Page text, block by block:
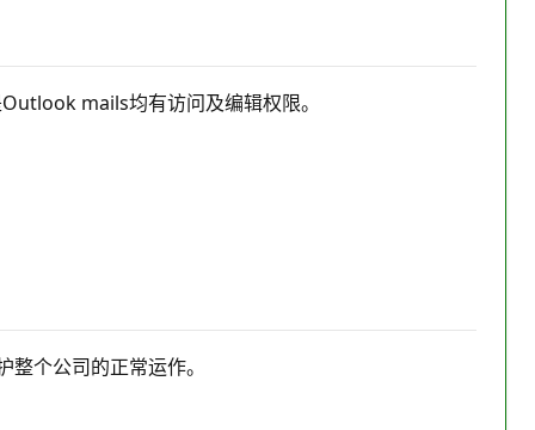
mails均有访问及编辑权限。
个公司的正常运作。